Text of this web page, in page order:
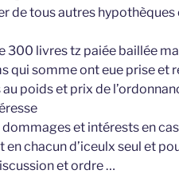
de tous autres
300 livres tz paiée baillée
qui somme ont eue prise et
poids et prix de
et intérests en
chacun d’iceulx seul et
et ordre …